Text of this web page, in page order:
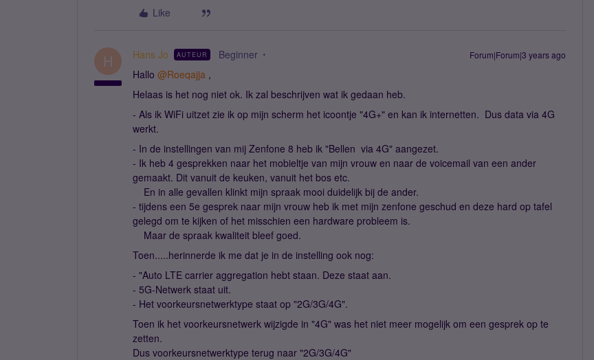
Like
H Hans Jo AUTEUR Beginner Forum|Forum|3 years ago
Hallo @Roeqajja ,
Helaas is het nog niet ok. Ik zal beschrijven wat ik gedaan heb.
- Als ik WiFi uitzet zie ik op mijn scherm het icoontje "4G+" en kan ik internetten. Dus data via 4G
werkt.
- In de instellingen van mij Zenfone 8 heb ik "Bellen via 4G" aangezet.
- Ik heb 4 gesprekken naar het mobieltje van mijn vrouw en naar de voicemail van een ander
gemaakt. Dit vanuit de keuken, vanuit het bos etc.
En in alle gevallen klinkt mijn spraak mooi duidelijk bij de ander.
- tijdens een 5e gesprek naar mijn vrouw heb ik met mijn zenfone geschud en deze hard op tafel
gelegd om te kijken of het misschien een hardware probleem is.
Maar de spraak kwaliteit bleef goed.
​Toen.....herinnerde ik me dat je in de instelling ook nog:
- "Auto LTE carrier aggregation hebt staan. Deze staat aan.
- 5G-Netwerk staat uit.
- Het voorkeursnetwerktype staat op "2G/3G/4G".
Toen ik het voorkeursnetwerk wijzigde in "4G" was het niet meer mogelijk om een gesprek op te
zetten.
Dus voorkeursnetwerktype terug naar "2G/3G/4G"